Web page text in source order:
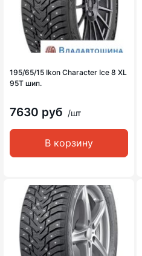
195/65/15 Ikon Character Ice 8 XL
95T шип.
7630 руб /шт
В корзину